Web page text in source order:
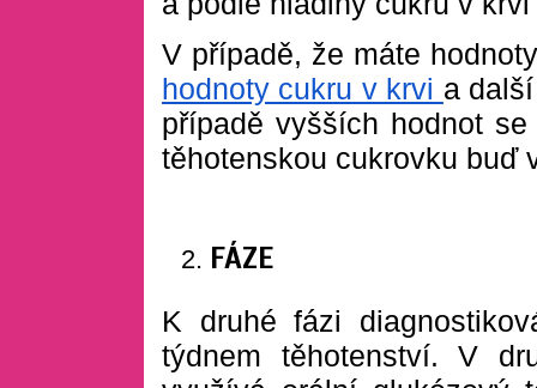
V případě, že máte
hodnoty cukru v krvi a
případě vyšších hodnot
těhotenskou cukrovku buď
FÁZE
K druhé fázi
týdnem těhotenství. V